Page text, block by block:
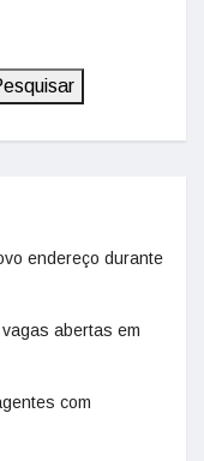
endereço durante
abertas em
com